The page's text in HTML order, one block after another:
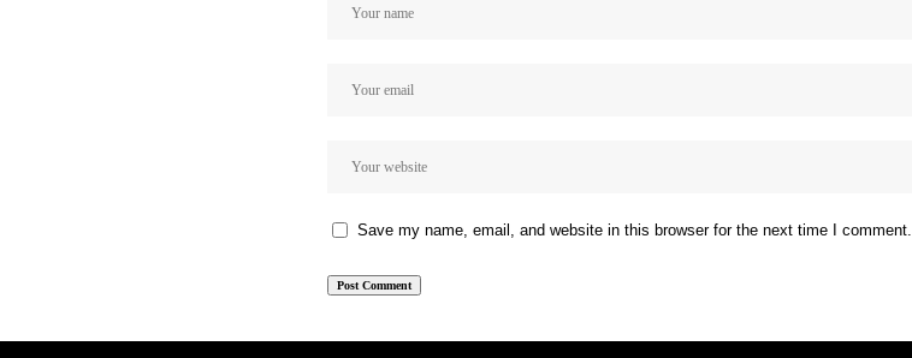
Save my name, email, and website in this browser for the next time I comment.